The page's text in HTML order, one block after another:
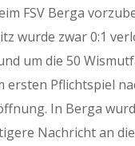
FSV Berga
wurde zwar 0:1
um die 50
ersten Pflichtspiel
In Berga
Nachricht an